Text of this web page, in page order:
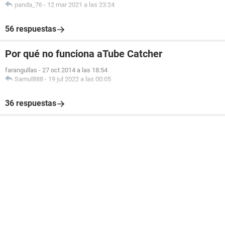
panda_76 - 12 mar 2021 a las 23:24
56 respuestas
Por qué no funciona aTube Catcher
farangullas - 27 oct 2014 a las 18:54
Samul888 - 19 jul 2022 a las 00:05
36 respuestas